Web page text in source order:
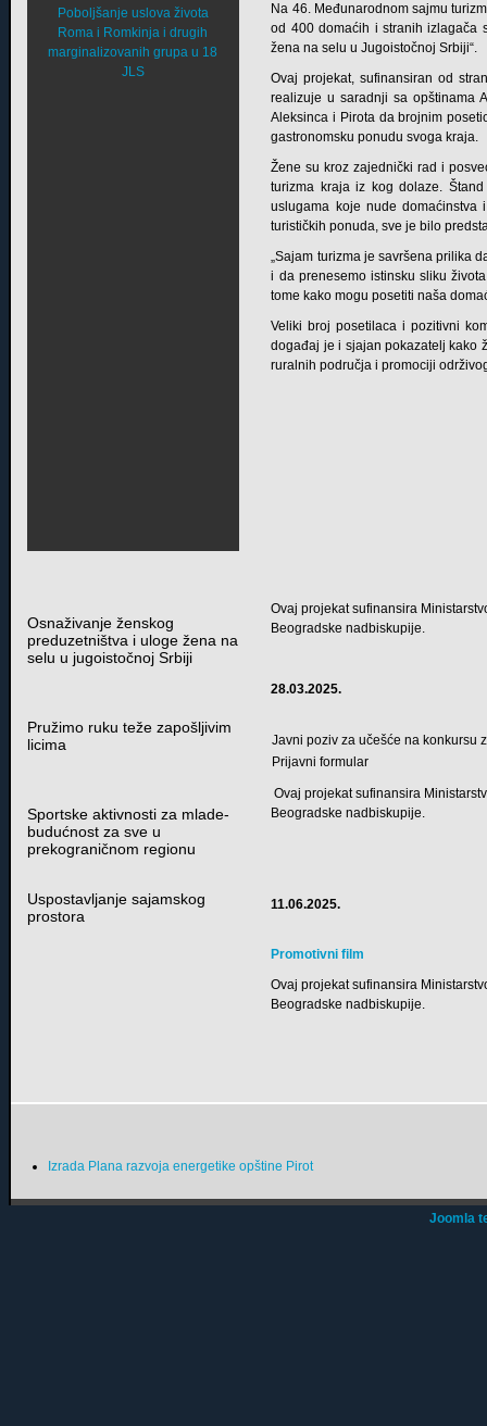
Na 46. Međunarodnom sajmu
od 400 domaćih i stranih izlagača
žena na selu u Jugoistočnoj Srbiji“.
Ovaj projekat, sufinansiran od
realizuje u saradnji sa opštinama
Aleksinca i Pirota da brojnim
gastronomsku ponudu svoga kraja.
Žene su kroz zajednički rad i
turizma kraja iz kog dolaze.
uslugama koje nude
turističkih ponuda, sve je bilo
„Sajam turizma je savršena prilika
i da prenesemo istinsku sliku
tome kako mogu posetiti naša
Veliki broj posetilaca i pozitivni
događaj je i sjajan pokazatelj kako
ruralnih područja i promociji
Ovaj projekat sufinansira
Beogradske nadbiskupije.
28.03.2025.
Javni poziv za učešće na konkursu
Prijavni formular
Ovaj projekat sufinansira
Beogradske nadbiskupije.
11.06.2025.
Promotivni film
Ovaj projekat sufinansira
Beogradske nadbiskupije.
Poboljšanje uslova života
Roma i Romkinja i drugih
marginalizovanih grupa u 18
JLS
Osnaživanje ženskog
preduzetništva i uloge žena na
selu u jugoistočnoj Srbiji
Pružimo ruku teže zapošljivim
licima
Sportske aktivnosti za mlade-
budućnost za sve u
prekograničnom regionu
Uspostavljanje sajamskog
prostora
Izrada Plana razvoja energetike opštine Pirot
Joomla